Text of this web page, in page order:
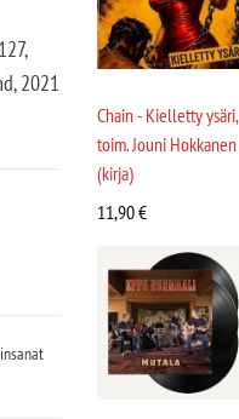
2021
Chain - Kielletty ysäri,
toim. Jouni Hokkanen
(kirja)
11,90€